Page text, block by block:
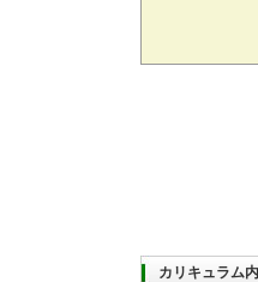
カリキュラム